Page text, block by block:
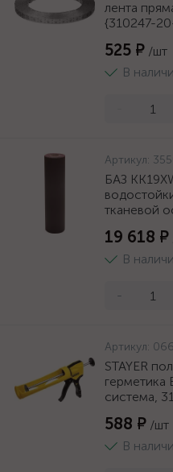
лента
{310247-
525 ₽ /шт
В
Артикул:
БАЗ
тканевой
19 618 ₽
В
-
Артикул:
STAYER
герметика
система,
588 ₽ /шт
В